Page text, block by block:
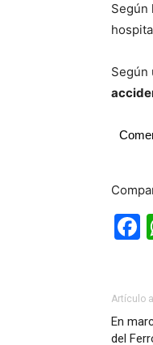
Según
Según
Artículo
En
del